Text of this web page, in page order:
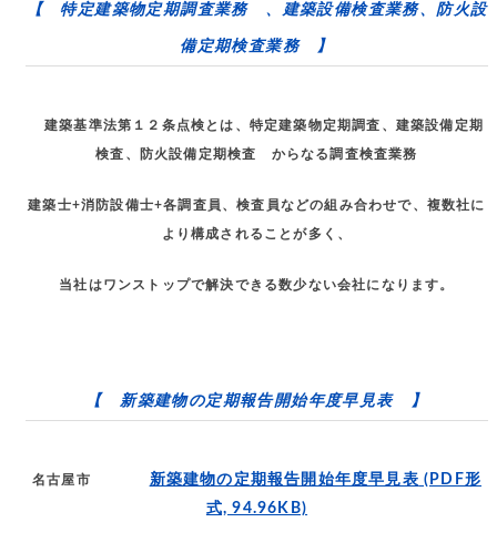
【 特定建築物定期調査業務 、建築設備検査業務、防火設
備定期検査業務 】
建築基準法第１２条点検とは、特定建築物定期調査、建築設備定期
検査、防火設備定期検査 からなる調査検査業務
建築士+消防設備士+各調査員、検査員などの組み合わせで、複数社に
より構成されることが多く、
当社はワンストップで解決できる数少ない会社になります。
【 新築建物の定期報告開始年度早見表 】
名古屋市 新築建物の定期報告開始年度早見表 (PDF形
式, 94.96KB)